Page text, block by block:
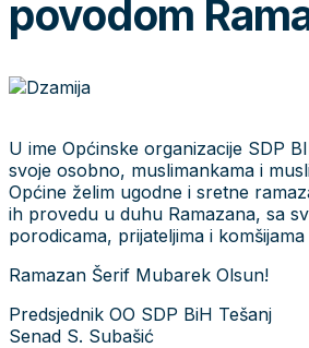
povodom
U ime Općinske organizacije SDP
svoje osobno, muslimankama i
Općine želim ugodne i sretne
ih provedu u duhu Ramazana, sa
porodicama, prijateljima i
Ramazan Šerif Mubarek Olsun!
Predsjednik OO SDP BiH Tešanj
Senad S. Subašić